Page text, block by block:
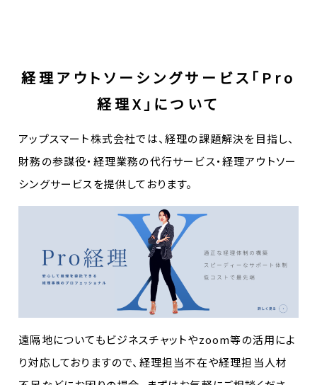
経理アウトソーシングサービス「Pro
経理X」について
アップスマート株式会社では、経理の課題解決を目指し、
財務の参謀役・経理業務の代行サービス・経理アウトソー
シングサービスを提供しております。
遠隔地についてもビジネスチャットやzoom等の活用によ
り対応しておりますので、経理担当不在や経理担当人材